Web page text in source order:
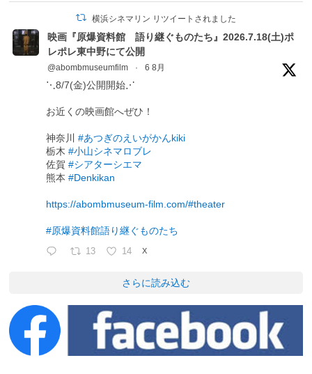
横浜シネマリン リツイートされました
映画『原爆資料館 語り継ぐものたち』2026.7.18(土)ポ
レポレ東中野にて公開
@abombmuseumfilm · 6 8月
⋱8/7(金)公開開始⋰
お近くの映画館へぜひ！
神奈川#あつぎのえいがかんkiki
栃木#小山シネマロブレ
佐賀#シアターシエマ
熊本#Denkikan
https://abombmuseum-film.com/#theater
#原爆資料館語り継ぐものたち
13 14 X
さらに読み込む